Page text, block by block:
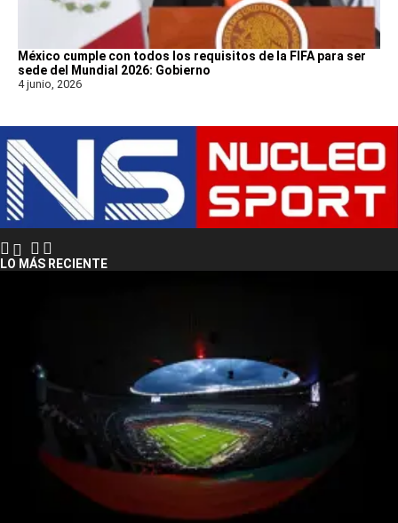
México cumple con todos los requisitos de la FIFA para ser
sede del Mundial 2026: Gobierno
4 junio, 2026
LO MÁS RECIENTE